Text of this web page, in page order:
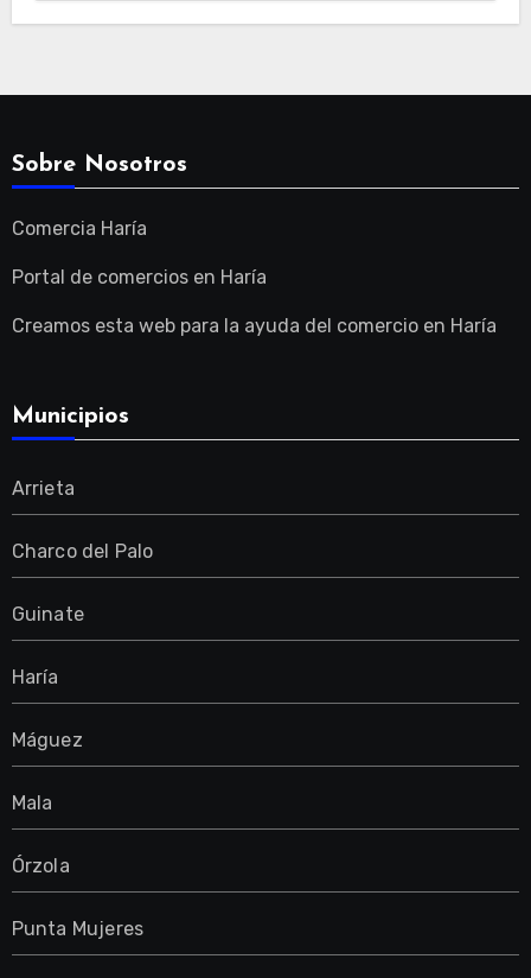
Sobre Nosotros
Comercia Haría
Portal de comercios en Haría
Creamos esta web para la ayuda del comercio en Haría
Municipios
Arrieta
Charco del Palo
Guinate
Haría
Máguez
Mala
Órzola
Punta Mujeres